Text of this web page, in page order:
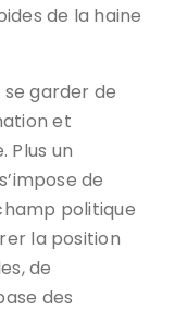
de la haine
garder de
et
un
de
politique
la position
de
des